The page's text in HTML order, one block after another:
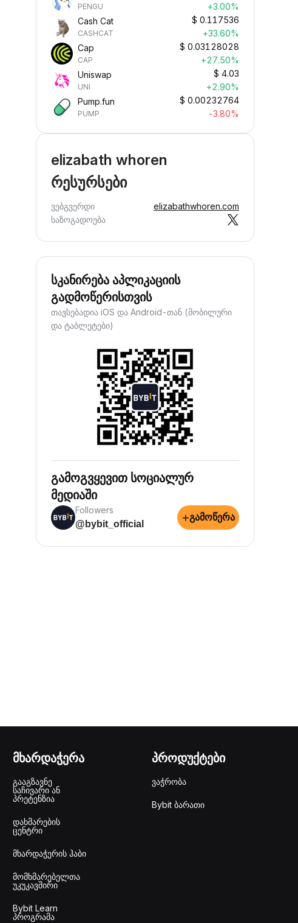
PENGU
+3.00%
Cash Cat
CASHCAT
$ 0.117536
+33.60%
Cap
CAP
$ 0.03128028
+27.50%
Uniswap
UNI
$ 4.03
+2.90%
Pump.fun
PUMP
$ 0.00232764
-3.80%
elizabath whoren
რესურსები
ვებგვერდი
elizabathwhoren.com
საზოგადოება
სკანირება აპლიკაციის
გადმოწერისთვის
თავსებადია iOS და Android-თან (მობილური
და ტაბლეტები)
გამოგვყევით სოციალურ
მედიაში
Followers
@bybit_official
+გამოწერა
მხარდაჭერა
გააგზავნე
საჩივარი ან
პრეტენზია
დახმარების
ცენტრი
მხარდაჭერის ჰაბი
მომხმარებელთა
უკუკავშირი
Bybit Learn
პროგრამა
პროდუქტები
ვაჭრობა
Bybit ბარათი